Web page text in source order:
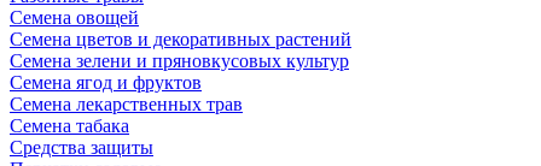
Семена овощей
Семена цветов и декоративных растений
Семена зелени и пряновкусовых культур
Семена ягод и фруктов
Семена лекарственных трав
Семена табака
Средства защиты